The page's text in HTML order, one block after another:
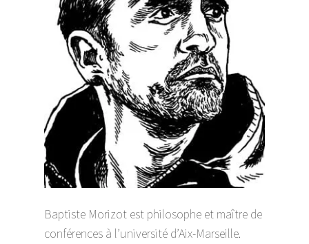
Baptiste Morizot est philosophe et maître de
conférences à l’université d’Aix-Marseille.